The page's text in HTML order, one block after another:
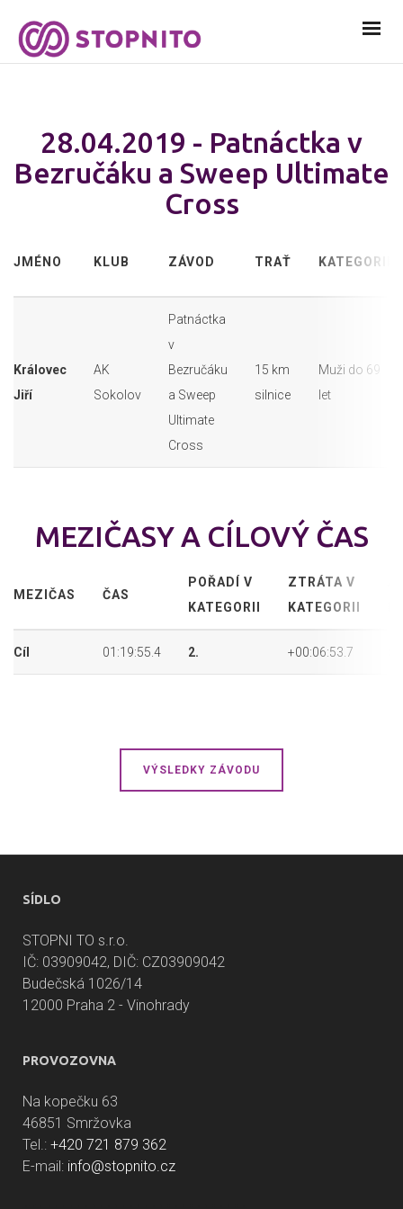
28.04.2019 - Patnáctka v
Bezručáku a Sweep Ultimate
Cross
JMÉNO KLUB ZÁVOD TRAŤ KATEGORIE
Královec
Jiří
AK
Sokolov
Patnáctka
v
Bezručáku
a Sweep
Ultimate
Cross
15 km
silnice
Muži do 69
let
MEZIČASY A CÍLOVÝ ČAS
MEZIČAS ČAS
POŘADÍ V
KATEGORII
ZTRÁTA V
KATEGORII
Cíl 01:19:55.4 2. +00:06:53.7
VÝSLEDKY ZÁVODU
SÍDLO
STOPNI TO s.r.o.
IČ: 03909042, DIČ: CZ03909042
Budečská 1026/14
12000 Praha 2 - Vinohrady
PROVOZOVNA
Na kopečku 63
46851 Smržovka
Tel.: +420 721 879 362
E-mail: info@stopnito.cz